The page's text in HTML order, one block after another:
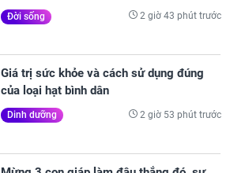
Đời sống 2 giờ 43 phút trước
Giá trị sức khỏe và cách sử dụng đúng
của loại hạt bình dân
Dinh dưỡng 2 giờ 53 phút trước